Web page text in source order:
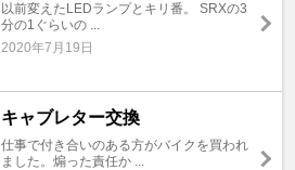
以前変えたLEDランプとキリ番。 SRXの3
分の1ぐらいの ...
2020年7月19日
キャブレター交換
仕事で付き合いのある方がバイクを買われ
ました。煽った責任か ...